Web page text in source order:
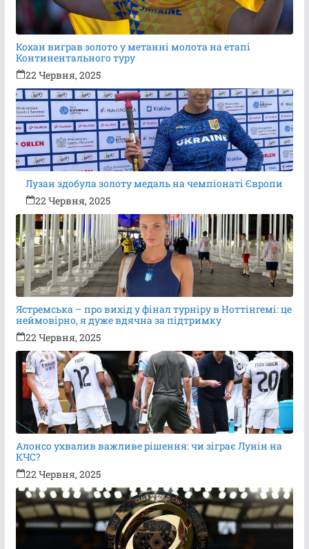
Кохан виграв золото у метанні молота на етапі
Континентального туру
22 Червня, 2025
Лузан здобула золоту медаль на чемпіонаті Європи
22 Червня, 2025
Ястремська – про вихід у фінал турніру в Ноттінгемі: це
неймовірно, я дуже вдячна за підтримку
22 Червня, 2025
Алонсо ухвалив важливе рішення: чи зіграє Лунін на
КЧС?
22 Червня, 2025